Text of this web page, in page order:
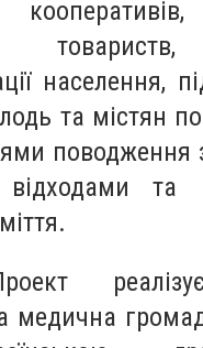
населення,
та містян
поводження
відходами та
медична